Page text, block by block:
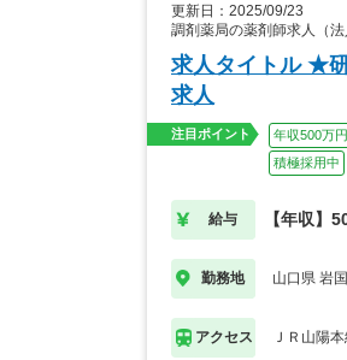
更新日：2025/09/23
調剤薬局の薬剤師求人（
求人タイトル ★
求人
注目ポイント 年収500万
積極採用中
給与 【年収】
勤務地 山口県 岩
アクセス ＪＲ山陽